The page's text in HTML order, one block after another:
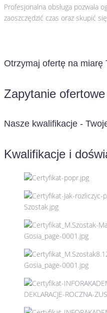
Profesjonalna obsługa pozwala
zaoszczędzić czas oraz skupić
Otrzymaj ofertę na miarę
Zapytanie ofertowe
Nasze kwalifikacje -
Kwalifikacje i